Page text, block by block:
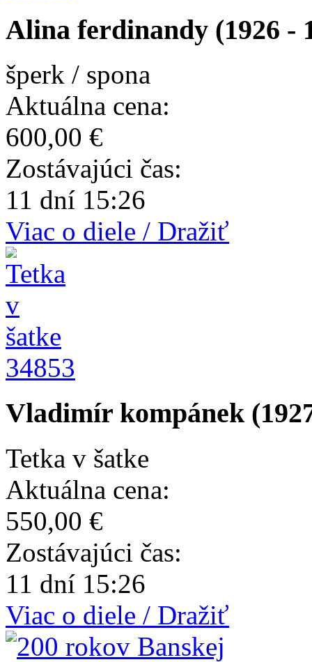
Alina ferdinandy (1926 -
šperk / spona
Aktuálna cena:
600,00 €
Zostávajúci čas:
11 dní 15:26
Viac o diele / Dražiť
34853
Vladimír kompánek
Tetka v šatke
Aktuálna cena:
550,00 €
Zostávajúci čas:
11 dní 15:26
Viac o diele / Dražiť